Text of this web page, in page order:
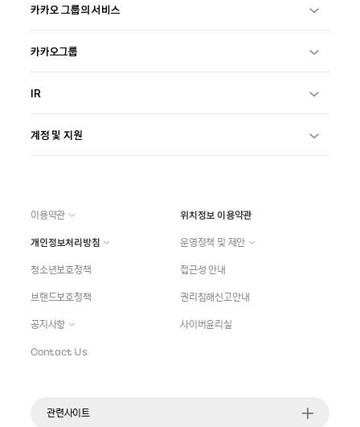
카카오 그룹의 서비스
카카오그룹
IR
계정 및 지원
이용약관
위치정보 이용약관
개인정보처리방침
운영정책 및 제안
청소년보호정책
접근성 안내
브랜드보호정책
권리침해신고안내
공지사항
사이버윤리실
Contact Us
관련사이트